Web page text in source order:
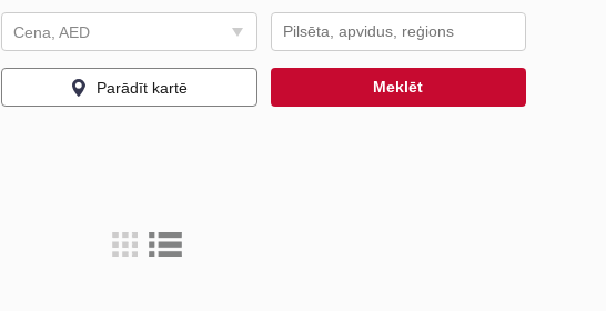
Cena, AED
Parādīt kartē Meklēt